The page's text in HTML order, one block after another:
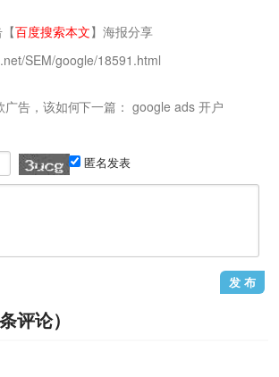
百度搜索本文】 海报分享
SEM/google/18591.html
广告，该如何操作？
下一篇： google ads 开户
匿名发表
条评论）